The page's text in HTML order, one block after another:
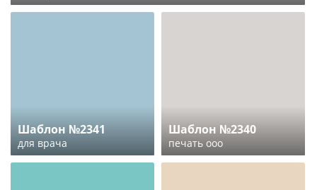
Шаблон №2341
для врача
Шаблон №2340
печать ооо